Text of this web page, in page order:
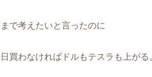
で考えたいと言ったのに
日買わなければドルもテスラも上がる